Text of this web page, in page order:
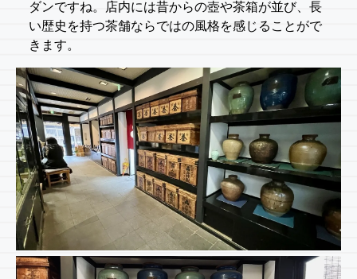
ダンですね。店内には昔からの壺や茶箱が並び、長
い歴史を持つ茶舗ならではの風格を感じることがで
きます。